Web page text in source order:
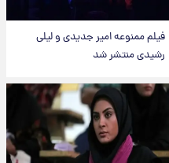
فیلم ممنوعه امیر جدیدی و لیلی
رشیدی منتشر شد